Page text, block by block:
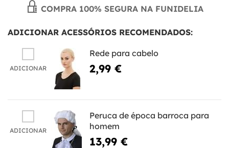
COMPRA 100% SEGURA NA FUNIDELIA
ADICIONAR ACESSÓRIOS RECOMENDADOS:
ADICIONAR
Rede para cabelo
2,99 €
ADICIONAR
Peruca de época barroca para
homem
13,99 €